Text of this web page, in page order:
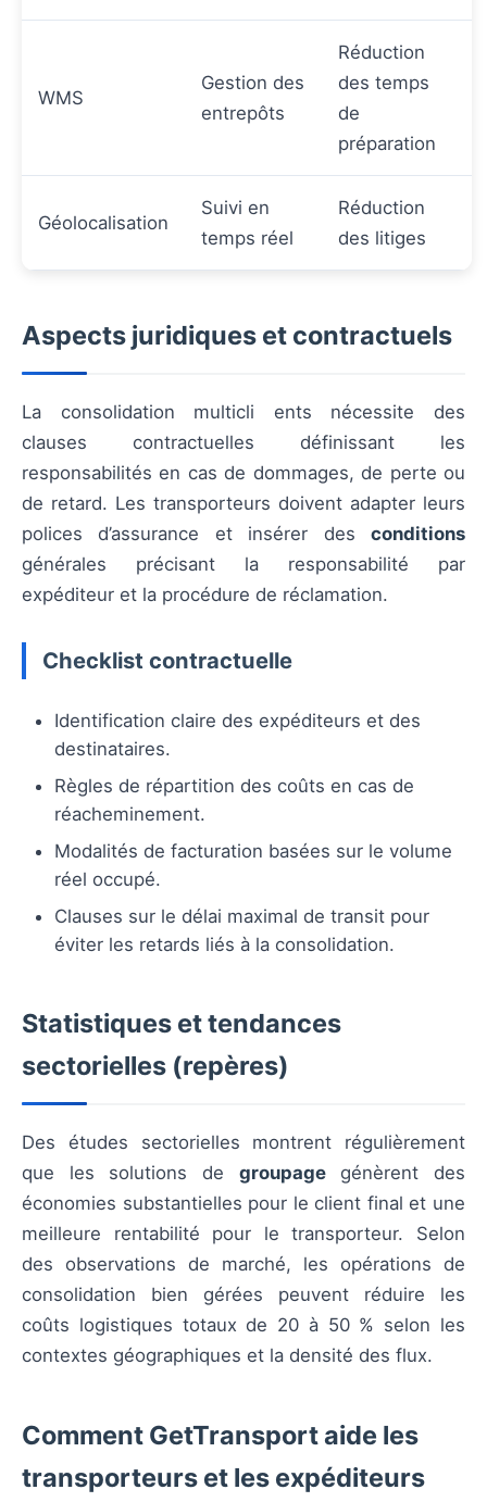
WMS
Gestion des
entrepôts
Réduction
des temps
de
préparation
Géolocalisation
Suivi en
temps réel
Réduction
des litiges
Aspects juridiques et contractuels
La consolidation multicli ents nécessite des
clauses contractuelles définissant les
responsabilités en cas de dommages, de perte ou
de retard. Les transporteurs doivent adapter leurs
polices d’assurance et insérer des conditions
générales précisant la responsabilité par
expéditeur et la procédure de réclamation.
Checklist contractuelle
Identification claire des expéditeurs et des
destinataires.
Règles de répartition des coûts en cas de
réacheminement.
Modalités de facturation basées sur le volume
réel occupé.
Clauses sur le délai maximal de transit pour
éviter les retards liés à la consolidation.
Statistiques et tendances
sectorielles (repères)
Des études sectorielles montrent régulièrement
que les solutions de groupagegénèrent des
économies substantielles pour le client final et une
meilleure rentabilité pour le transporteur. Selon
des observations de marché, les opérations de
consolidation bien gérées peuvent réduire les
coûts logistiques totaux de 20 à 50 % selon les
contextes géographiques et la densité des flux.
Comment GetTransport aide les
transporteurs et les expéditeurs